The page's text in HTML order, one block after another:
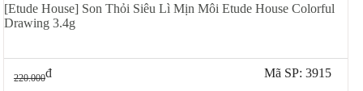
[Etude House] Son Thỏi Siêu Lì Mịn Môi Etude House Colorful
Drawing 3.4g
220.000đ Mã SP: 3915